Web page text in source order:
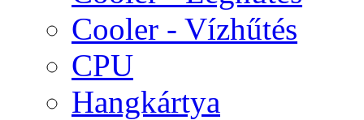
Cooler - Vízhűtés
CPU
Hangkártya